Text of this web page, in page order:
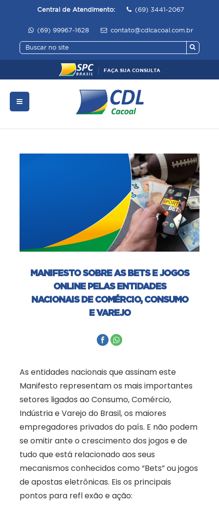
Central de Atendimento: (69) 3441-2067
(69) 99967-1628 contato@cdlcacoal.com.br
FAÇA SUA CONSULTA
MANIFESTO SOBRE AS BETS E JOGOS
ONLINE PELAS ENTIDADES
NACIONAIS DE COMÉRCIO, CONSUMO
E VAREJO
As entidades nacionais que assinam este
Manifesto representam os mais importantes
setores ligados ao Consumo, Comércio,
Indústria e Varejo do Brasil, os maiores
empregadores privados do país. E não podem
se omitir ante o crescimento dos jogos e de
tudo que está relacionado aos seus
mecanismos conhecidos como “Bets” ou jogos
de apostas eletrônicas. Eis os principais
pontos para refl exão e ação: